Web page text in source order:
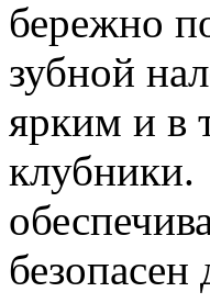
бережно
зубной
ярким и в
клубники.